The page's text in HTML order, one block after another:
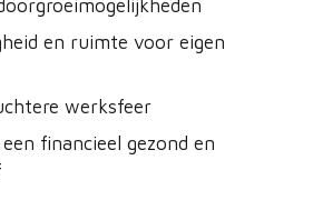
en ruimte voor eigen
werksfeer
financieel gezond en